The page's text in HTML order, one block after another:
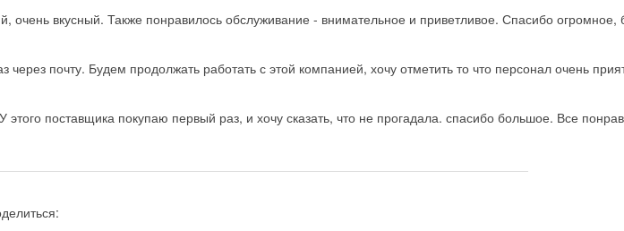
очень вкусный. Также понравилось обслуживание - внимательное и приветливое. Спасибо огромное,
почту. Будем продолжать работать с этой компанией, хочу отметить то что персонал очень
поставщика покупаю первый раз, и хочу сказать, что не прогадала. спасибо большое. Все